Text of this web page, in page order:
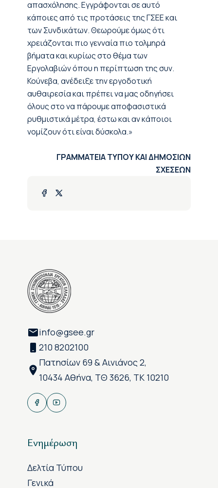
απασχόλησης. Εγγράφονται σε αυτό
κάποιες από τις προτάσεις της ΓΣΕΕ και
των Συνδικάτων. Θεωρούμε όμως ότι
χρειάζονται πιο γενναία πιο τολμηρά
βήματα και κυρίως στο θέμα των
Εργολαβιών όπου η περίπτωση της συν.
Κούνεβα, ανέδειξε την εργοδοτική
αυθαιρεσία και πρέπει να μας οδηγήσει
όλους στο να πάρουμε αποφασιστικά
ρυθμιστικά μέτρα, έστω και αν κάποιοι
νομίζουν ότι είναι δύσκολα.»
ΓΡΑΜΜΑΤΕΙΑ ΤΥΠΟΥ ΚΑΙ ΔΗΜΟΣΙΩΝ
ΣΧΕΣΕΩΝ
info@gsee.gr
210 8202100
Πατησίων 69 & Αινιάνος 2,
10434 Αθήνα, ΤΘ 3626, ΤΚ 10210
Ενημέρωση
Δελτία Τύπου
Γενικά